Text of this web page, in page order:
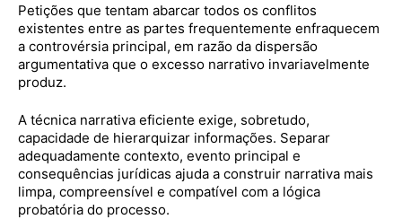
Petições que tentam abarcar todos os conflitos
existentes entre as partes frequentemente enfraquecem
a controvérsia principal, em razão da dispersão
argumentativa que o excesso narrativo invariavelmente
produz.
A técnica narrativa eficiente exige, sobretudo,
capacidade de hierarquizar informações. Separar
adequadamente contexto, evento principal e
consequências jurídicas ajuda a construir narrativa mais
limpa, compreensível e compatível com a lógica
probatória do processo.